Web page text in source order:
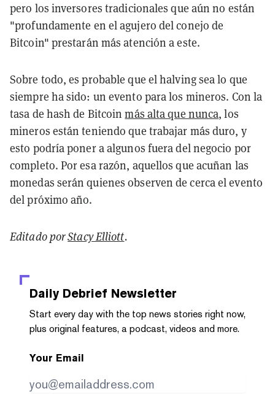
pero los inversores tradicionales que aún no están
"profundamente en el agujero del conejo de
Bitcoin" prestarán más atención a este.
Sobre todo, es probable que el halving sea lo que
siempre ha sido: un evento para los mineros. Con la
tasa de hash de Bitcoinmás alta que nunca, los
mineros están teniendo que trabajar más duro, y
esto podría poner a algunos fuera del negocio por
completo. Por esa razón, aquellos que acuñan las
monedas serán quienes observen de cerca el evento
del próximo año.
Editado porStacy Elliott.
Daily Debrief Newsletter
Start every day with the top news stories right now,
plus original features, a podcast, videos and more.
Your Email